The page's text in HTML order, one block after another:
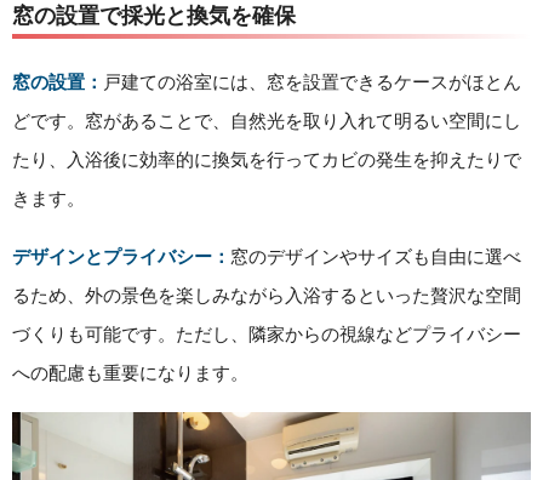
窓の設置で採光と換気を確保
窓の設置： 戸建ての浴室には、窓を設置できるケースがほとん
どです。窓があることで、自然光を取り入れて明るい空間にし
たり、入浴後に効率的に換気を行ってカビの発生を抑えたりで
きます。
デザインとプライバシー： 窓のデザインやサイズも自由に選べ
るため、外の景色を楽しみながら入浴するといった贅沢な空間
づくりも可能です。ただし、隣家からの視線などプライバシー
への配慮も重要になります。